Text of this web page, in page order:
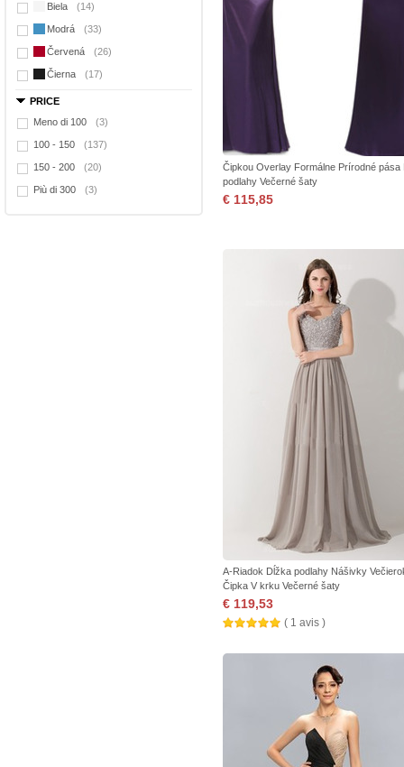
Biela
(14)
Modrá (33)
Červená (26)
Čierna (17)
PRICE
Meno di 100
(3)
100 - 150 (137)
150 - 200 (20)
Più di 300 (3)
Čipkou Overlay Formálne Prírodné pása
podlahy Večerné šaty
€ 115,85
A-Riadok Dĺžka podlahy Nášivky
Čipka V krku Večerné šaty
€ 119,53
( 1 avis )